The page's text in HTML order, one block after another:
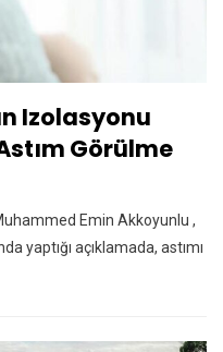
Izolasyonu
Görülme
Emin Akkoyunlu ,
yaptığı açıklamada, astımı